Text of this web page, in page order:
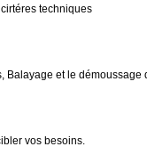
techniques
Balayage et le
vos besoins.